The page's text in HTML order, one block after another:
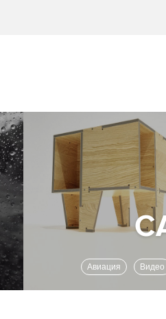
Авиация Видео